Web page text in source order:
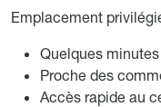
Emplacement
Quelques
Proche des
Accès rapide au